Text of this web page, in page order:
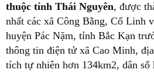
thuộc tỉnh Thái Nguyên, được
nhất các xã Công Bằng, Cổ Linh
huyện Pác Nặm, tỉnh Bắc Kạn
thông tin điện tử xã Cao Minh,
tích tự nhiên hơn 134km2, dân